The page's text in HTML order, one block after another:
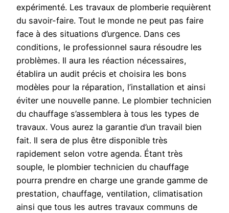
expérimenté. Les travaux de plomberie requièrent
du savoir-faire. Tout le monde ne peut pas faire
face à des situations d’urgence. Dans ces
conditions, le professionnel saura résoudre les
problèmes. Il aura les réaction nécessaires,
établira un audit précis et choisira les bons
modèles pour la réparation, l’installation et ainsi
éviter une nouvelle panne. Le plombier technicien
du chauffage s’assemblera à tous les types de
travaux. Vous aurez la garantie d’un travail bien
fait. Il sera de plus être disponible très
rapidement selon votre agenda. Étant très
souple, le plombier technicien du chauffage
pourra prendre en charge une grande gamme de
prestation, chauffage, ventilation, climatisation
ainsi que tous les autres travaux communs de